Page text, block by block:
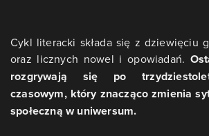
Cykl literacki składa się z dziewięciu
oraz licznych nowel i opowiadań.
rozgrywają się po
czasowym, który znacząco zmienia
społeczną w uniwersum.